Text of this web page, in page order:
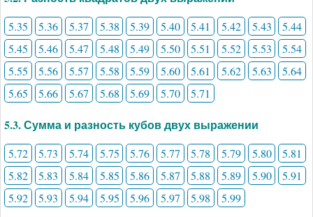
5.35 5.36 5.37 5.38 5.39 5.40 5.41 5.42 5.43
5.44
5.45
5.46 5.47 5.48 5.49 5.50 5.51 5.52 5.53
5.54
5.55
5.56 5.57 5.58 5.59 5.60 5.61 5.62 5.63
5.64
5.65
5.66 5.67 5.68 5.69 5.70 5.71
5.3. Сумма и разность кубов двух выражении
5.72 5.73 5.74 5.75 5.76 5.77 5.78 5.79 5.80
5.81
5.82
5.83 5.84 5.85 5.86 5.87 5.88 5.89 5.90
5.91
5.92
5.93 5.94 5.95 5.96 5.97 5.98 5.99